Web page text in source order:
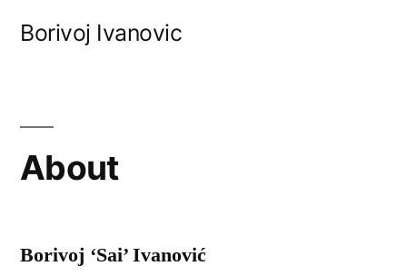
Borivoj Ivanovic
About
Borivoj ‘Sai’ Ivanović